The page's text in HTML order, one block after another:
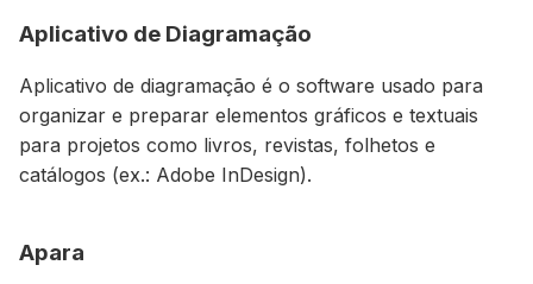
Aplicativo de Diagramação
Aplicativo de diagramação é o software usado para
organizar e preparar elementos gráficos e textuais
para projetos como livros, revistas, folhetos e
catálogos (ex.: Adobe InDesign).
Apara